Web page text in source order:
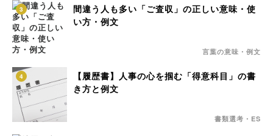
3
間違う人も多い「ご査収」の正しい意味・使
い方・例文
言葉の意味・例文
4
【履歴書】人事の心を掴む「得意科目」の書
き方と例文
書類選考・ES